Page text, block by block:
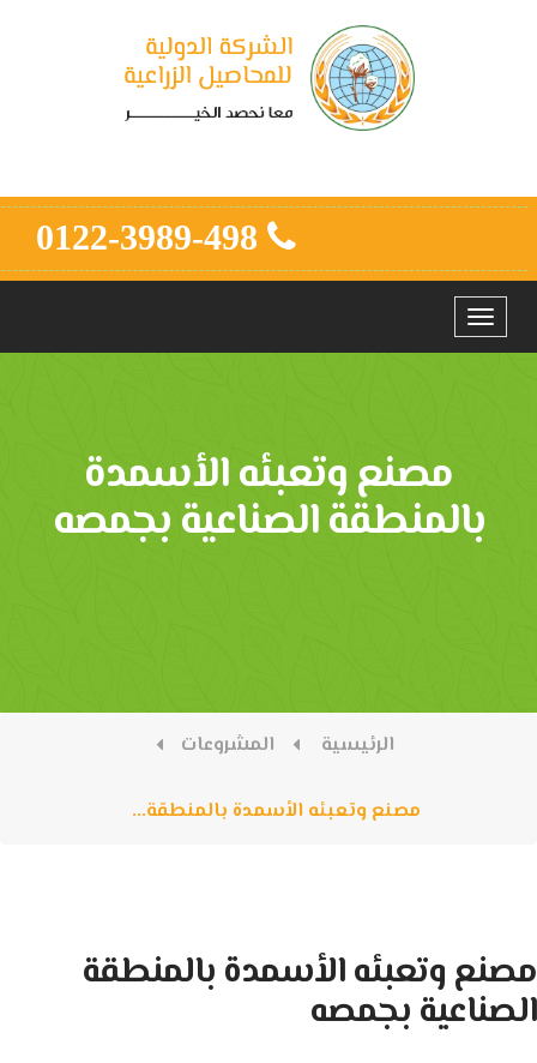
Toggle
navigation
مصنع وتعبئه الأسمدة
بالمنطقة الصناعية بجمصه
الرئيسية المشروعات
مصنع وتعبئه الأسمدة بالمنطقة...
مصنع وتعبئه الأسمدة بالمنطقة
الصناعية بجمصه